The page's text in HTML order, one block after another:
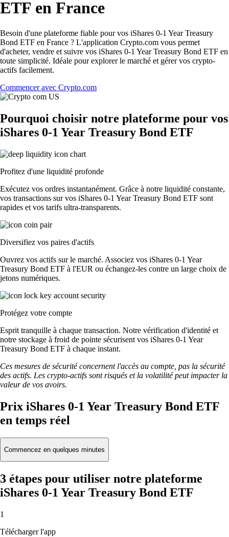
ETF en France
Besoin d'une plateforme fiable pour vos iShares 0-1 Year Treasury
Bond ETF en France ? L'application Crypto.com vous permet
d'acheter, vendre et suivre vos iShares 0-1 Year Treasury Bond ETF en
toute simplicité. Idéale pour explorer le marché et gérer vos crypto-
actifs facilement.
Commencer avec Crypto.com
Pourquoi choisir notre plateforme pour vos
iShares 0-1 Year Treasury Bond ETF
Profitez d'une liquidité profonde
Exécutez vos ordres instantanément. Grâce à notre liquidité constante,
vos transactions sur vos iShares 0-1 Year Treasury Bond ETF sont
rapides et vos tarifs ultra-transparents.
Diversifiez vos paires d'actifs
Ouvrez vos actifs sur le marché. Associez vos iShares 0-1 Year
Treasury Bond ETF à l'EUR ou échangez-les contre un large choix de
jetons numériques.
Protégez votre compte
Esprit tranquille à chaque transaction. Notre vérification d'identité et
notre stockage à froid de pointe sécurisent vos iShares 0-1 Year
Treasury Bond ETF à chaque instant.
Ces mesures de sécurité concernent l'accès au compte, pas la sécurité
des actifs. Les crypto-actifs sont risqués et la volatilité peut impacter la
valeur de vos avoirs.
Prix iShares 0-1 Year Treasury Bond ETF
en temps réel
Commencez en quelques minutes
3 étapes pour utiliser notre plateforme
iShares 0-1 Year Treasury Bond ETF
1
Télécharger l'app